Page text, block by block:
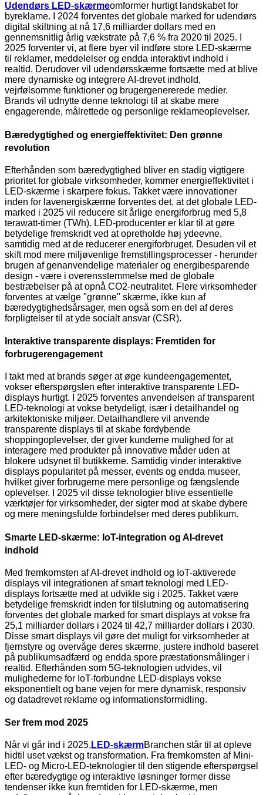
Udendørs LED-skærmeomformer hurtigt landskabet for
byreklame. I 2024 forventes det globale marked for udendørs
digital skiltning at nå 17,6 milliarder dollars med en
gennemsnitlig årlig vækstrate på 7,6 % fra 2020 til 2025. I
2025 forventer vi, at flere byer vil indføre store LED-skærme
til reklamer, meddelelser og endda interaktivt indhold i
realtid. Derudover vil udendørsskærme fortsætte med at blive
mere dynamiske og integrere AI-drevet indhold,
vejrfølsomme funktioner og brugergenererede medier.
Brands vil udnytte denne teknologi til at skabe mere
engagerende, målrettede og personlige reklameoplevelser.
Bæredygtighed og energieffektivitet: Den grønne
revolution
Efterhånden som bæredygtighed bliver en stadig vigtigere
prioritet for globale virksomheder, kommer energieffektivitet i
LED-skærme i skarpere fokus. Takket være innovationer
inden for lavenergiskærme forventes det, at det globale LED-
marked i 2025 vil reducere sit årlige energiforbrug med 5,8
terawatt-timer (TWh). LED-producenter er klar til at gøre
betydelige fremskridt ved at opretholde høj ydeevne,
samtidig med at de reducerer energiforbruget. Desuden vil et
skift mod mere miljøvenlige fremstillingsprocesser - herunder
brugen af ​​genanvendelige materialer og energibesparende
design - være i overensstemmelse med de globale
bestræbelser på at opnå CO2-neutralitet. Flere virksomheder
forventes at vælge "grønne" skærme, ikke kun af
bæredygtighedsårsager, men også som en del af deres
forpligtelser til at yde socialt ansvar (CSR).
Interaktive transparente displays: Fremtiden for
forbrugerengagement
I takt med at brands søger at øge kundeengagementet,
vokser efterspørgslen efter interaktive transparente LED-
displays hurtigt. I 2025 forventes anvendelsen af ​​transparent
LED-teknologi at vokse betydeligt, især i detailhandel og
arkitektoniske miljøer. Detailhandlere vil anvende
transparente displays til at skabe fordybende
shoppingoplevelser, der giver kunderne mulighed for at
interagere med produkter på innovative måder uden at
blokere udsynet til butikkerne. Samtidig vinder interaktive
displays popularitet på messer, events og endda museer,
hvilket giver forbrugerne mere personlige og fængslende
oplevelser. I 2025 vil disse teknologier blive essentielle
værktøjer for virksomheder, der sigter mod at skabe dybere
og mere meningsfulde forbindelser med deres publikum.
Smarte LED-skærme: IoT-integration og AI-drevet
indhold
Med fremkomsten af ​​AI-drevet indhold og IoT-aktiverede
displays vil integrationen af ​​smart teknologi med LED-
displays fortsætte med at udvikle sig i 2025. Takket være
betydelige fremskridt inden for tilslutning og automatisering
forventes det globale marked for smart displays at vokse fra
25,1 milliarder dollars i 2024 til 42,7 milliarder dollars i 2030.
Disse smart displays vil gøre det muligt for virksomheder at
fjernstyre og overvåge deres skærme, justere indhold baseret
på publikumsadfærd og endda spore præstationsmålinger i
realtid. Efterhånden som 5G-teknologien udvides, vil
mulighederne for IoT-forbundne LED-displays vokse
eksponentielt og bane vejen for mere dynamisk, responsiv
og datadrevet reklame og informationsformidling.
Ser frem mod 2025
Når vi går ind i 2025, LED-skærmBranchen står til at opleve
hidtil uset vækst og transformation. Fra fremkomsten af ​​Mini-
LED- og Micro-LED-teknologier til den stigende efterspørgsel
efter bæredygtige og interaktive løsninger former disse
tendenser ikke kun fremtiden for LED-skærme, men